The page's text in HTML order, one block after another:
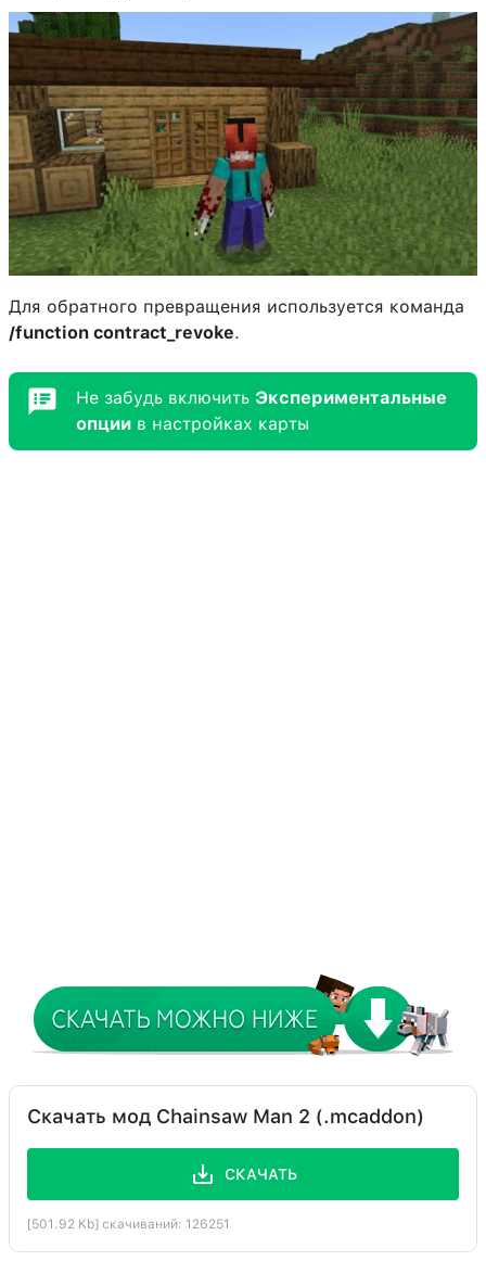
Для обратного превращения используется команда
/function contract_revoke.
Не забудь включить Экспериментальные
опции в настройках карты
Скачать мод Chainsaw Man 2 (.mcaddon)
СКАЧАТЬ
[501.92 Kb] скачиваний: 126251